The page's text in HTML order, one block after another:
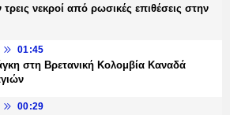
τρεις νεκροί από ρωσικές επιθέσεις στην
01:45
στη Βρετανική Κολομβία Καναδά
00:29